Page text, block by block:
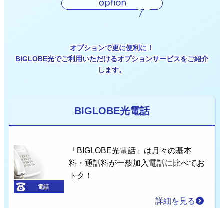
オプションで更に便利に！
BIGLOBE光でご利用いただけるオプションサービスをご紹介
します。
電話
BIGLOBE光電話
「BIGLOBE光電話」は月々の基本
料・通話料が一般加入電話に比べてお
トク！
詳細を見る